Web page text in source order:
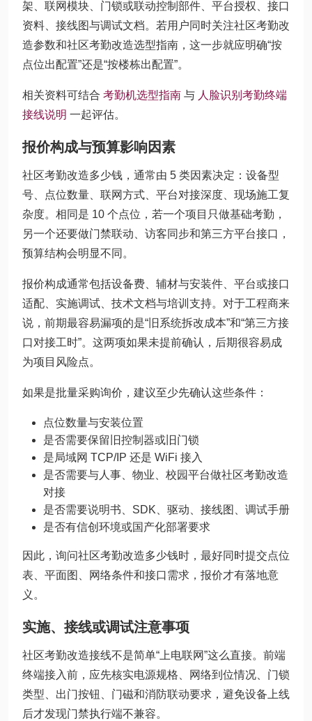
架、联网模块、门锁或联动控制部件、平台授权、接口
资料、接线图与调试文档。若用户同时关注社区考勤改
造参数和社区考勤改造选型指南，这一步就应明确“按
点位出配置”还是“按楼栋出配置”。
相关资料可结合 考勤机选型指南 与 人脸识别考勤终端
接线说明 一起评估。
报价构成与预算影响因素
社区考勤改造多少钱，通常由 5 类因素决定：设备型
号、点位数量、联网方式、平台对接深度、现场施工复
杂度。相同是 10 个点位，若一个项目只做基础考勤，
另一个还要做门禁联动、访客同步和第三方平台接口，
预算结构会明显不同。
报价构成通常包括设备费、辅材与安装件、平台或接口
适配、实施调试、技术文档与培训支持。对于工程商来
说，前期最容易漏项的是“旧系统拆改成本”和“第三方接
口对接工时”。这两项如果未提前确认，后期很容易成
为项目风险点。
如果是批量采购询价，建议至少先确认这些条件：
点位数量与安装位置
是否需要保留旧控制器或旧门锁
是局域网 TCP/IP 还是 WiFi 接入
是否需要与人事、物业、校园平台做社区考勤改造
对接
是否需要说明书、SDK、驱动、接线图、调试手册
是否有信创环境或国产化部署要求
因此，询问社区考勤改造多少钱时，最好同时提交点位
表、平面图、网络条件和接口需求，报价才有落地意
义。
实施、接线或调试注意事项
社区考勤改造接线不是简单“上电联网”这么直接。前端
终端接入前，应先核实电源规格、网络到位情况、门锁
类型、出门按钮、门磁和消防联动要求，避免设备上线
后才发现门禁执行端不兼容。